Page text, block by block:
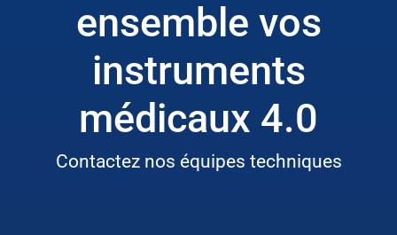
ensemble vos
instruments
médicaux 4.0
Contactez nos équipes techniques